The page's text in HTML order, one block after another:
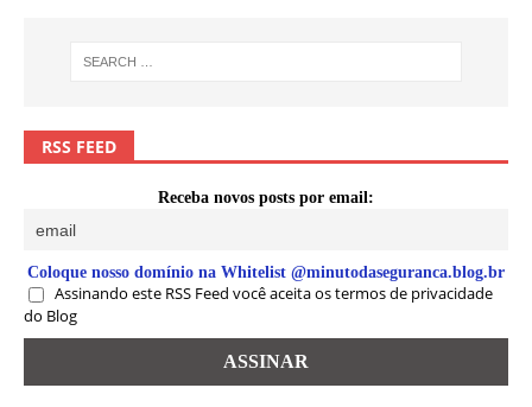
RSS FEED
Receba novos posts por email:
Coloque nosso domínio na Whitelist @minutodaseguranca.blog.br
Assinando este RSS Feed você aceita os termos de privacidade
do Blog